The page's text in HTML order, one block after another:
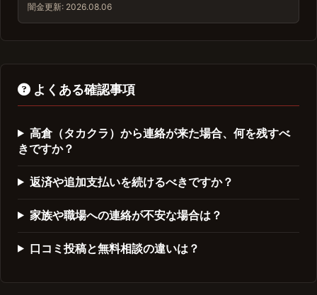
闇金更新: 2026.08.06
よくある確認事項
高倉（タカクラ）から連絡が来た場合、何を残すべ
きですか？
返済や追加支払いを続けるべきですか？
家族や職場への連絡が不安な場合は？
口コミ投稿と無料相談の違いは？